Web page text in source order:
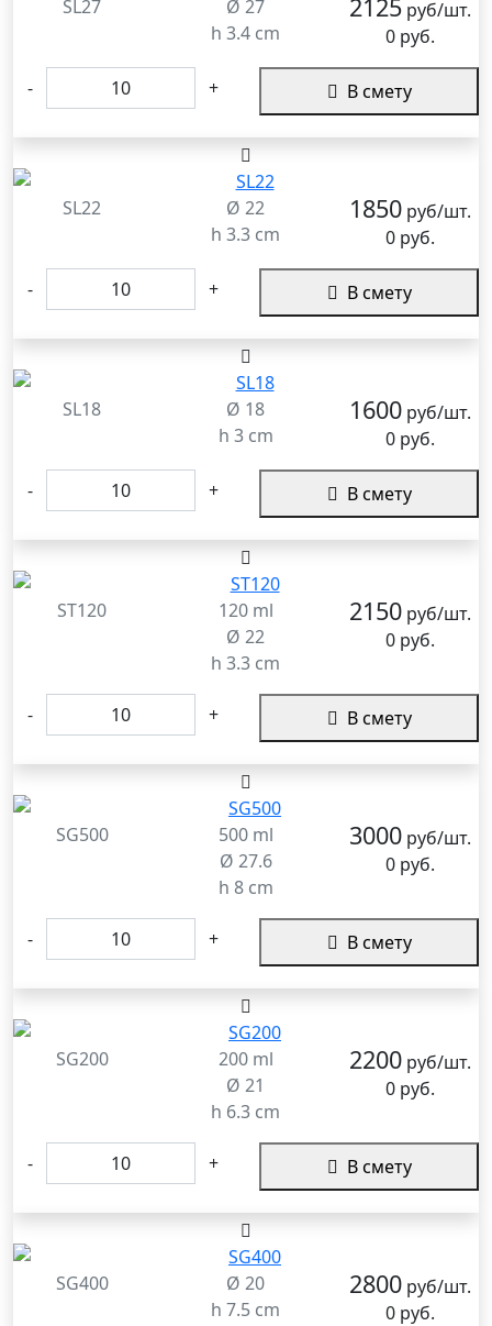
SL27
Ø 27
h 3.4 cm
2125руб/шт.
0 руб.
- + В смету
SL22
Ø 22
h 3.3 cm
1850руб/шт.
0 руб.
- + В смету
SL18
Ø 18
h 3 cm
1600руб/шт.
0 руб.
- + В смету
ST120
120 ml
Ø 22
h 3.3 cm
2150руб/шт.
0 руб.
- + В смету
SG500
500 ml
Ø 27.6
h 8 cm
3000руб/шт.
0 руб.
- + В смету
SG200
200 ml
Ø 21
h 6.3 cm
2200руб/шт.
0 руб.
- + В смету
SG400
Ø 20
h 7.5 cm
2800руб/шт.
0 руб.